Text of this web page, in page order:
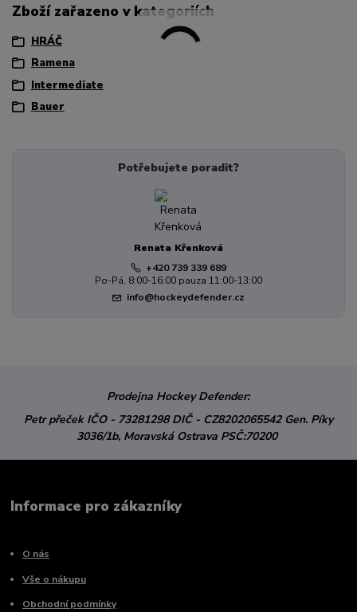
Zboží zařazeno v kategoriích
HRÁČ
Ramena
Intermediate
Bauer
Potřebujete poradit?
Renata Křenková
+420 739 339 689
Po-Pá, 8:00-16:00 pauza 11:00-13:00
info@hockeydefender.cz
Prodejna Hockey Defender:
Petr přeček IČO - 73281298DIČ - CZ8202065542 Gen. Píky
3036/1b, Moravská Ostrava PSČ:70200
Informace pro zákazníky
O nás
Vše o nákupu
Obchodní podmínky